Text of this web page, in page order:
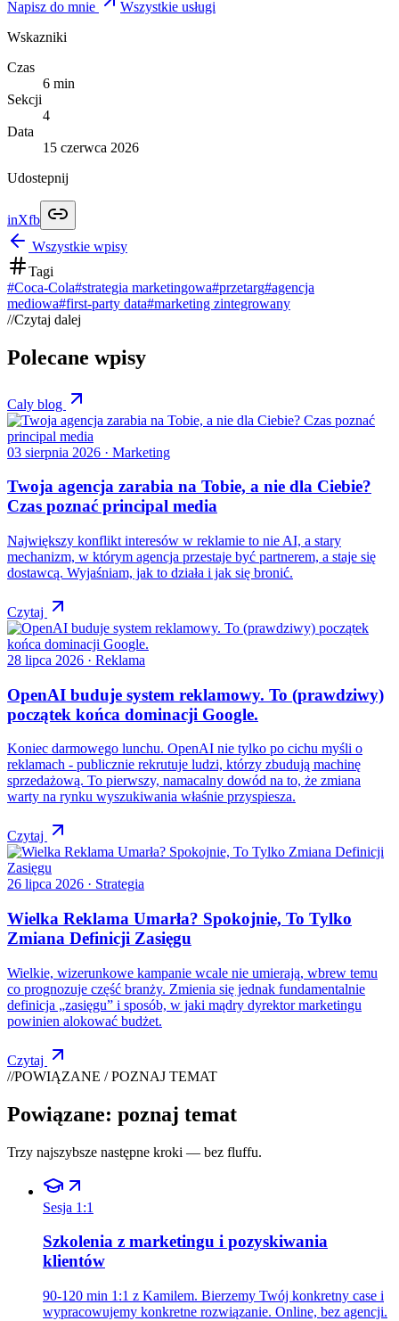
Napisz do mnie
Wszystkie usługi
Wskazniki
Czas
6 min
Sekcji
4
Data
15 czerwca 2026
Udostepnij
inXfb
Wszystkie wpisy
Tagi
#Coca-Cola#strategia marketingowa#przetarg#agencja
mediowa#first-party data#marketing zintegrowany
//Czytaj dalej
Polecane wpisy
Caly blog
03 sierpnia 2026 · Marketing
Twoja agencja zarabia na Tobie, a nie dla Ciebie?
Czas poznać principal media
Największy konflikt interesów w reklamie to nie AI, a stary
mechanizm, w którym agencja przestaje być partnerem, a staje się
dostawcą. Wyjaśniam, jak to działa i jak się bronić.
Czytaj
28 lipca 2026 · Reklama
OpenAI buduje system reklamowy. To (prawdziwy)
początek końca dominacji Google.
Koniec darmowego lunchu. OpenAI nie tylko po cichu myśli o
reklamach - publicznie rekrutuje ludzi, którzy zbudują machinę
sprzedażową. To pierwszy, namacalny dowód na to, że zmiana
warty na rynku wyszukiwania właśnie przyspiesza.
Czytaj
26 lipca 2026 · Strategia
Wielka Reklama Umarła? Spokojnie, To Tylko
Zmiana Definicji Zasięgu
Wielkie, wizerunkowe kampanie wcale nie umierają, wbrew temu
co prognozuje część branży. Zmienia się jednak fundamentalnie
definicja „zasięgu” i sposób, w jaki mądry dyrektor marketingu
powinien alokować budżet.
Czytaj
//POWIĄZANE / POZNAJ TEMAT
Powiązane: poznaj temat
Trzy najszybsze następne kroki — bez fluffu.
Sesja 1:1
Szkolenia z marketingu i pozyskiwania
klientów
90-120 min 1:1 z Kamilem. Bierzemy Twój konkretny case i
wypracowujemy konkretne rozwiązanie. Online, bez agencji.